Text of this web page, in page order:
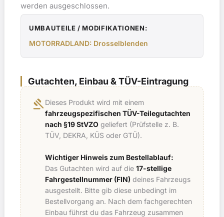
werden ausgeschlossen.
UMBAUTEILE / MODIFIKATIONEN:
MOTORRADLAND: Drosselblenden
Gutachten, Einbau & TÜV-Eintragung
gavel Dieses Produkt wird mit einem
fahrzeugspezifischen TÜV-Teilegutachten
nach §19 StVZO geliefert (Prüfstelle z. B.
TÜV, DEKRA, KÜS oder GTÜ).
Wichtiger Hinweis zum Bestellablauf:
Das Gutachten wird auf die 17-stellige
Fahrgestellnummer (FIN) deines Fahrzeugs
ausgestellt. Bitte gib diese unbedingt im
Bestellvorgang an. Nach dem fachgerechten
Einbau führst du das Fahrzeug zusammen